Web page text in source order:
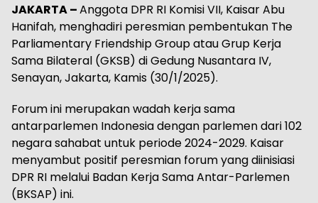
JAKARTA –Anggota DPR RI Komisi VII, Kaisar Abu
Hanifah, menghadiri peresmian pembentukan The
Parliamentary Friendship Group atau Grup Kerja
Sama Bilateral (GKSB) di Gedung Nusantara IV,
Senayan, Jakarta, Kamis (30/1/2025).
Forum ini merupakan wadah kerja sama
antarparlemen Indonesia dengan parlemen dari 102
negara sahabat untuk periode 2024-2029. Kaisar
menyambut positif peresmian forum yang diinisiasi
DPR RI melalui Badan Kerja Sama Antar-Parlemen
(BKSAP) ini.